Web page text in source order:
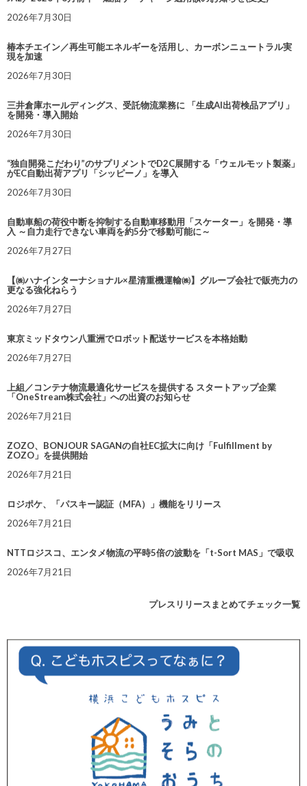
2026年7月30日
椿本チエイン／再生可能エネルギーを活用し、カーボンニュートラル実
現を加速
2026年7月30日
三井倉庫ホールディングス、受託物流業務に 「生成AI出荷検品アプリ」
を開発・導入開始
2026年7月30日
“独自開発こだわり”のサプリメントでD2C展開する「ウェルモット製薬」
がEC自動出荷アプリ「シッピーノ」を導入
2026年7月30日
自動車船の荷役中断を抑制する自動車移動用「スケーター」を開発・導
入 ～自力走行できない車両を約5分で移動可能に～
2026年7月27日
【㈱ハナインターナショナル×星清重機運輸㈱】グループ会社で販売力の
更なる強化ねらう
2026年7月27日
東京ミッドタウン八重洲でロボット配送サービスを本格始動
2026年7月27日
上組／コンテナ物流最適化サービスを提供する スタートアップ企業
「OneStream株式会社」への出資のお知らせ
2026年7月21日
ZOZO、BONJOUR SAGANの自社EC拡大に向け「Fulfillment by
ZOZO」を提供開始
2026年7月21日
ロジポケ、「パスキー認証（MFA）」機能をリリース
2026年7月21日
NTTロジスコ、エンタメ物流の平時5倍の波動を「t-Sort MAS」で吸収
2026年7月21日
プレスリリースまとめてチェック一覧